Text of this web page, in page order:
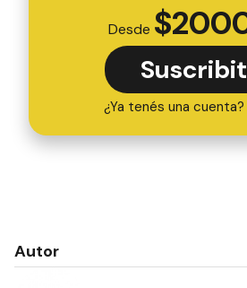
Desde $
¿Ya tenés una cuenta?
Autor